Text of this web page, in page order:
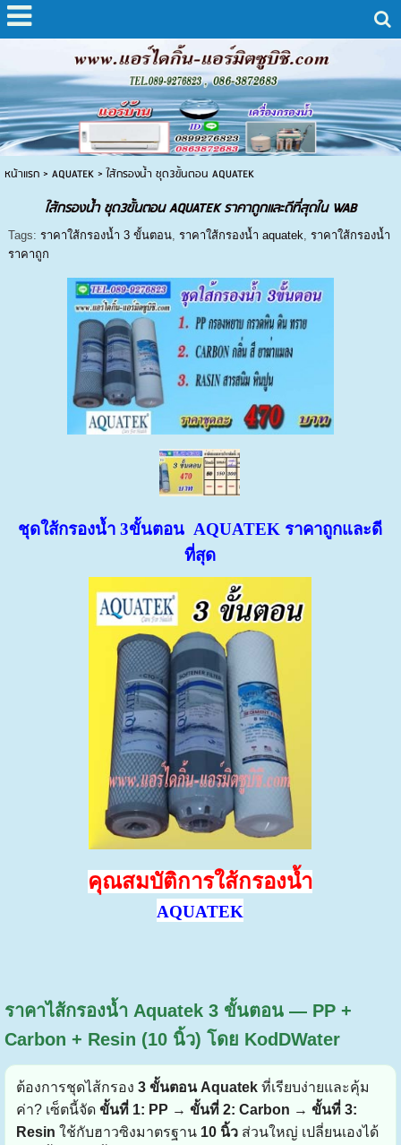
หน้าแรก> AQUATEK>ใส้กรองน้ำ ชุด3ขั้นตอน AQUATEK
ใส้กรองน้ำ ชุด3ขั้นตอน AQUATEK ราคาถูกและดีที่สุดใน WAB
Tags: ราคาใส้กรองน้ำ 3 ขั้นตอน, ราคาใส้กรองน้ำ aquatek ราคาใส้กรองน้ำ
ราคาถูก
ชุดใส้กรองน้ำ 3ขั้นตอน AQUATEK ราคาถูกและดี
ที่สุด
คุณสมบัติการใส้กรองน้ำ
AQUATEK
ราคาไส้กรองน้ำ Aquatek 3 ขั้นตอน — PP +
Carbon + Resin (10 นิ้ว) โดย KodDWater
ต้องการชุดไส้กรอง 3 ขั้นตอน Aquatekที่เรียบง่ายและคุ้ม
ค่า? เซ็ตนี้จัด ขั้นที่ 1: PP → ขั้นที่ 2: Carbon → ขั้นที่ 3:
Resin ใช้กับฮาวซิงมาตรฐาน 10 นิ้วส่วนใหญ่ เปลี่ยนเองได้